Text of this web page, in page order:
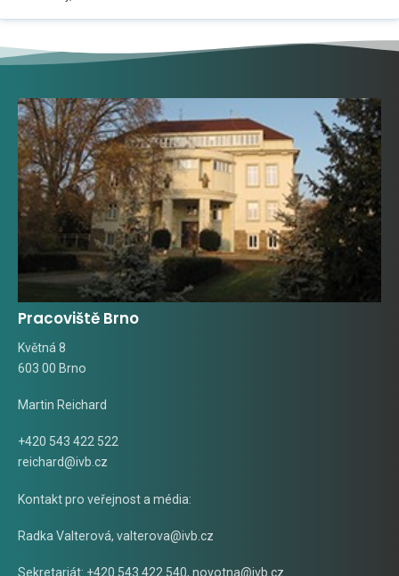
Pracoviště Brno
Květná 8
603 00 Brno
Martin Reichard
+420 543 422 522
reichard@ivb.cz
Kontakt pro veřejnost a média:
Radka Valterová, valterova@ivb.cz
Sekretariát: +420 543 422 540, novotna@ivb.cz